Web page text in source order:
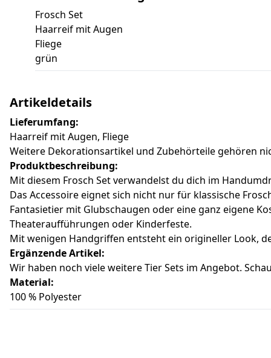
Frosch Set
Haarreif mit Augen
Fliege
grün
Artikeldetails
Lieferumfang:
Haarreif mit Augen, Fliege
Weitere Dekorationsartikel und Zubehörteile gehören
Produktbeschreibung:
Mit diesem Frosch Set verwandelst du dich im
Das Accessoire eignet sich nicht nur für klassische
Fantasietier mit Glubschaugen oder eine ganz eigene
Theateraufführungen oder Kinderfeste.
Mit wenigen Handgriffen entsteht ein origineller Look,
Ergänzende Artikel:
Wir haben noch viele weitere Tier Sets im Angebot.
Material:
100 % Polyester